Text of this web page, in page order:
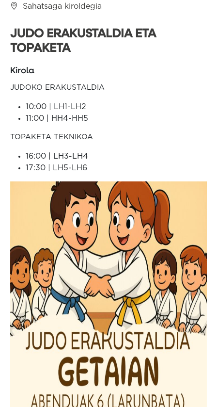
Sahatsaga kiroldegia
JUDO ERAKUSTALDIA ETA
TOPAKETA
Kirola
JUDOKO ERAKUSTALDIA
10:00 | LH1-LH2
11:00 | HH4-HH5
TOPAKETA TEKNIKOA
16:00 | LH3-LH4
17:30 | LH5-LH6